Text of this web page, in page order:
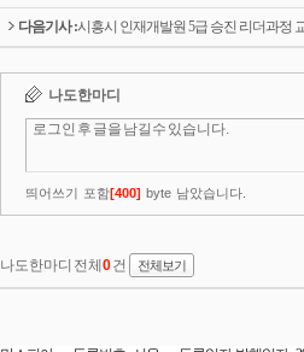
다음기사 :시흥시 인재개발원 5급 승진 리더과정